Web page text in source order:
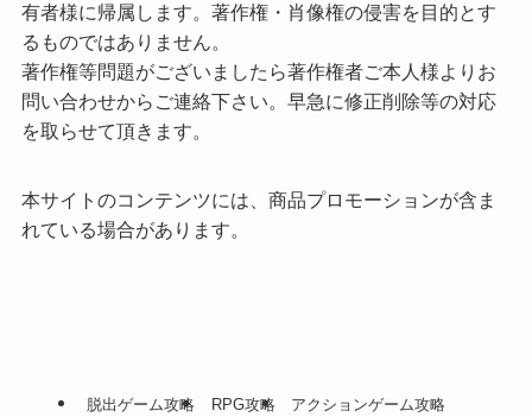
有者様に帰属します。著作権・肖像権の侵害を目的とす
るものではありません。
著作権等問題がございましたら著作権者ご本人様よりお
問い合わせからご連絡下さい。早急に修正削除等の対応
を取らせて頂きます。
本サイトのコンテンツには、商品プロモーションが含ま
れている場合があります。
脱出ゲーム攻略 RPG攻略 アクションゲーム攻略